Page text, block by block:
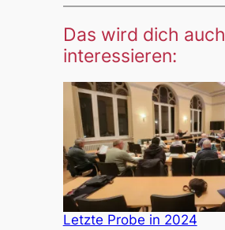
Das wird dich auch
interessieren:
Letzte Probe in 2024